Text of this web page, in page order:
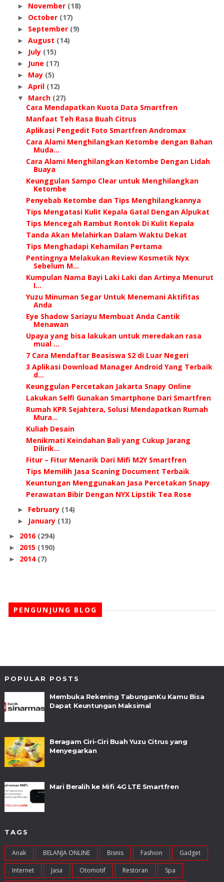
► November (18)
► October (17)
► September (9)
► August (14)
► July (15)
► June (17)
► May (5)
► April (12)
▼ March (27)
Cara Mendapatkan Kuota Data Smartfren
Manfaat Teh Rasa Buah Citrus
Aplikasi Pengedit Foto Smartfren Andromax
Cara Alami Menghilangkan Ketombe dengan Bahan
Muda...
Cara Alami Menghilangkan Ketombe Dengan Lidah
Buaya
Keunggulan Sampo Clear untuk Menghilangkan
Ketombe
Penyebab Ketombe dan Tips Menghilangkannya
Tips Mengatasi Kulit Kepala Gatal Dengan Alpukat
Tips Mencegah Rambut Rontok Di Kulit Kepala
Tanda Akan Melahirkan Dalam Waktu Dekat
Tips Menghadapi Kehamilan Pertama
Pentingnya Melakukan Review Kosmetik Nyx
Sebelum M...
Kumpulan Nama Bayi Laki Laki dan Artinya Menurut
I...
Yuzu Minuman Segar Untuk Menemani Aktifitas
Anda
Eye Shadow Sariayu Membuat Anda Cantik
Menawan
Upaya yang bisa lakukan untuk meredakan rasa
mual ...
7 Cara Mendaftar Beasiswa S2 di Luar Negeri
3 Aplikasi Download Manager Android Yang Terbaik
d...
Keunggulan Percetakan Jakarta Snapy Online
Lakukan Selfi Gunakan Smartphone Dari Smartfren
Rumah KPR Sejahtera, Solusi Mendapatkan Rumah
Mura...
Kuliah Desain
Menikmati Keindahan Bali yang Cukup Jarang
Dilirik...
Fitur – Fitur Menarik Dari Mifi M2Y Smartfren
Tips Memilih Jasa Scaning Document Terbaik
Keuntungan Menggunakan Jasa Percetakan Snapy
Perawatan Bibir Dengan NYX Lipstik Tea Rose
► February (14)
► January (13)
► 2016 (294)
► 2015 (190)
► 2014 (7)
PENGUNJUNG BLOG
POPULAR POSTS
Membuka Rekening TabunganKu Kamu Bisa
Dapat Keuntungan Maksimal
Beragam Ciri-Ciri Buah Yuzu Citrus yang
Menyegarkan
Mari Beralih ke Mifi 4G LTE Smartfren
TAGS
Anak BELANJA ONLINE Bisnis Fashion Gadget
Internet Jasa Otomotif Restoran Spa